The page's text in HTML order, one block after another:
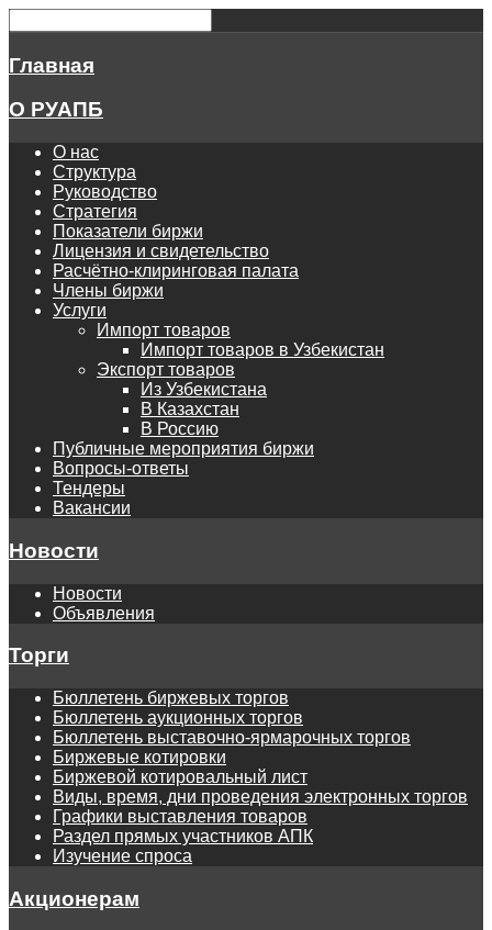
Главная
О РУАПБ
О нас
Структура
Руководство
Стратегия
Показатели биржи
Лицензия и свидетельство
Расчётно-клиринговая палата
Члены биржи
Услуги
Импорт товаров
Импорт товаров в Узбекистан
Экспорт товаров
Из Узбекистана
В Казахстан
В Россию
Публичные мероприятия биржи
Вопросы-ответы
Тендеры
Вакансии
Новости
Новости
Объявления
Торги
Бюллетень биржевых торгов
Бюллетень аукционных торгов
Бюллетень выставочно-ярмарочных торгов
Биржевые котировки
Биржевой котировальный лист
Виды, время, дни проведения электронных торгов
Графики выставления товаров
Раздел прямых участников АПК
Изучение спроса
Акционерам